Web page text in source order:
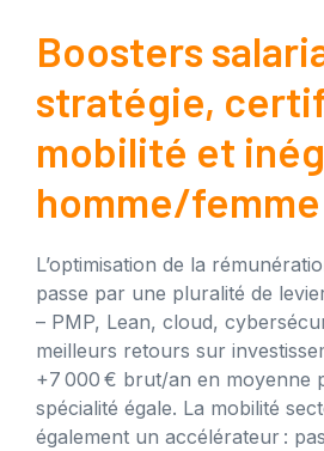
Boosters
stratégie,
mobilité et
homme/femme
L’optimisation de la
passe par une pluralité de
– PMP, Lean, cloud,
meilleurs retours sur
+7 000 € brut/an en moyenne
spécialité égale. La mobilité
également un accélérateur :